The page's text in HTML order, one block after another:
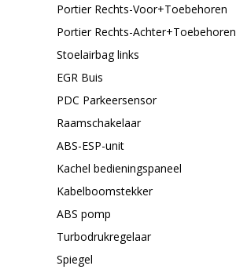
Portier Rechts-Voor+Toebehoren
Portier Rechts-Achter+Toebehoren
Stoelairbag links
EGR Buis
PDC Parkeersensor
Raamschakelaar
ABS-ESP-unit
Kachel bedieningspaneel
Kabelboomstekker
ABS pomp
Turbodrukregelaar
Spiegel